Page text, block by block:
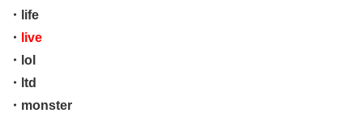
・life
・
live
・lol
・ltd
・monster